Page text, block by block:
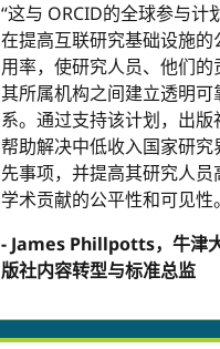
“这与 ORCID的全球参与计
在提高互联研究基础设施的
用率，使研究人员、他们的
其所属机构之间建立透明可
系。通过支持该计划，出版
帮助解决中低收入国家研究
先事项，并提高其研究人员
学术贡献的公平性和可见性。
- James Phillpotts，牛津
版社内容转型与标准总监